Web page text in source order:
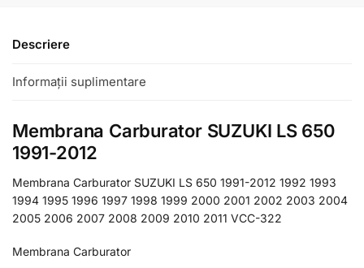
Descriere
Informații suplimentare
Membrana Carburator SUZUKI LS 650
1991-2012
Membrana Carburator SUZUKI LS 650 1991-2012 1992 1993
1994 1995 1996 1997 1998 1999 2000 2001 2002 2003 2004
2005 2006 2007 2008 2009 2010 2011 VCC-322
Membrana Carburator